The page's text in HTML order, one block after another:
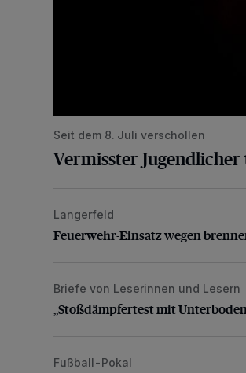
Seit dem 8. Juli verschollen
Vermisster
Feuerwehr-Einsatz wegen
Langerfeld
Feuerwehr-Einsatz wegen
„Stoßdämpfertest mit
Briefe von Leserinnen und Lesern
„Stoßdämpfertest mit
WSV: Übertragung im Barmer
Fußball-Pokal